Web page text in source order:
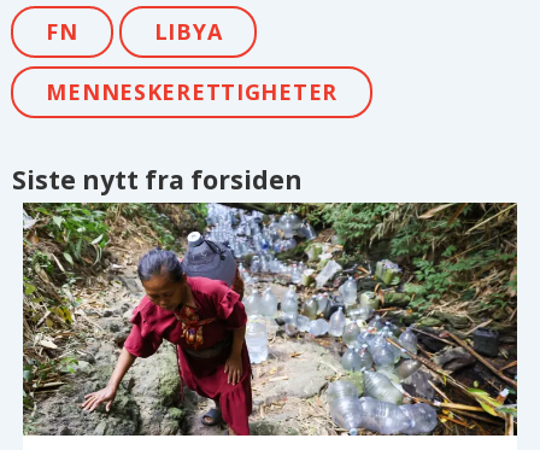
FN LIBYA
MENNESKERETTIGHETER
Siste nytt fra forsiden